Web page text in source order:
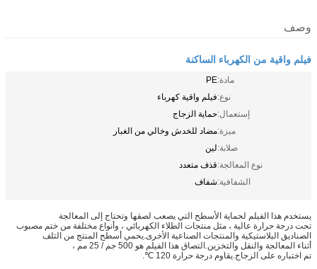
وصف
فيلم واقية من الكهرباء الساكنة
مادة:PE
نوع:فيلم واقية كهرباء
إستعمال:حماية الزجاج
ميزة:مضاد للخدش وخالي من الغبار
صلابة:لين
نوع المعالجة:قذف متعدد
الشفافية:شفاف
يستخدم هذا الفيلم لحماية الأسطح التي يصعب لصقها وتحتاج إلى المعالجة
تحت درجة حرارة عالية ، مثل منتجات الطلاء الكهربائي ، وأنواع مختلفة من ختم مصبوب
الصناديق البلاستيكية والمنتجات الصناعية الأخرى.يحمي أسطح المنتج من التلف
أثناء المعالجة والنقل والتخزين.التصاق هذا الفيلم هو 500 جم / 25 مم ،
تم اختباره على الزجاج.يقاوم درجة حرارة 120 ℃.